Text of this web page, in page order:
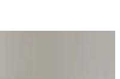
Renk Uyumu ve
Yöntemleri